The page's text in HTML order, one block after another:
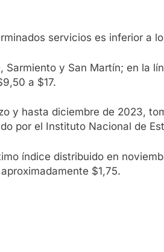
servicios es inferior a
y San Martín; en la
a $17.
y hasta diciembre de 2023,
por el Instituto Nacional de
índice distribuido en
$1,75.